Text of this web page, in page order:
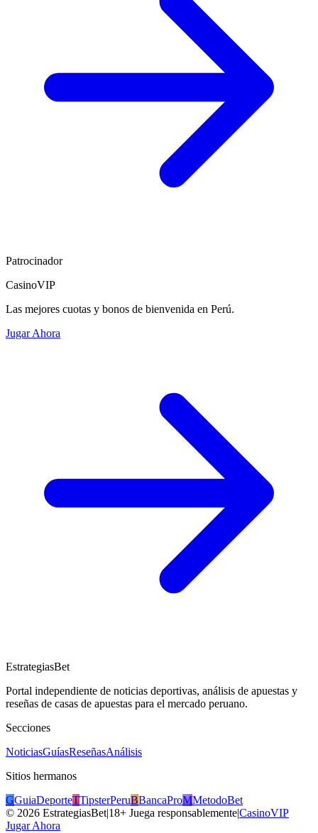
Patrocinador
CasinoVIP
Las mejores cuotas y bonos de bienvenida en Perú.
Jugar Ahora
EstrategiasBet
Portal independiente de noticias deportivas, análisis de apuestas y
reseñas de casas de apuestas para el mercado peruano.
Secciones
NoticiasGuíasReseñasAnálisis
Sitios hermanos
GGuiaDeporteTTipsterPeruBBancaProMMetodoBet
© 2026 EstrategiasBet|18+ Juega responsablemente|CasinoVIP
Jugar Ahora